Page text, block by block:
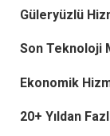
Güleryüzlü
Son Teknoloji
Ekonomik
20+ Yıldan